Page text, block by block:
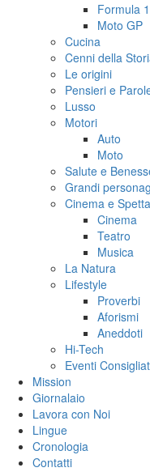
Formula 1
Moto GP
Cucina
Cenni della
Le origini
Pensieri e
Lusso
Motori
Auto
Moto
Salute e
Grandi
Cinema e
Cinema
Teatro
Musica
La Natura
Lifestyle
Proverbi
Aforismi
Aneddoti
Hi-Tech
Eventi
Mission
Giornalaio
Lavora con Noi
Lingue
Cronologia
Contatti